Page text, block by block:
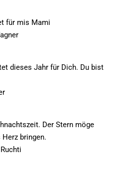
für mis Mami
dieses Jahr für Dich. Du bist
Der Stern möge
bringen.